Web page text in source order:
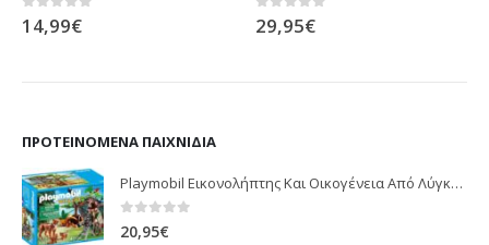
0 out of 5
14,99€ 0out of 5
29,95€
ΠΡΟΤΕΙΝΌΜΕΝΑ ΠΑΙΧΝΊΔΙΑ
Playmobil Εικονολήπτης Και Οικογένεια Από Λύγκες 5561
0 out of 5
20,95€